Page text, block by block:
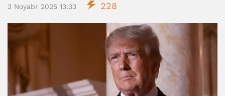
3 Noyabr 2025 13:33 228